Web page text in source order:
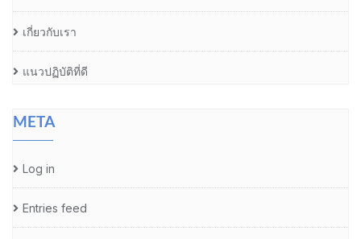
เกี่ยวกับเรา
แนวปฏิบัติที่ดี
META
Log in
Entries feed